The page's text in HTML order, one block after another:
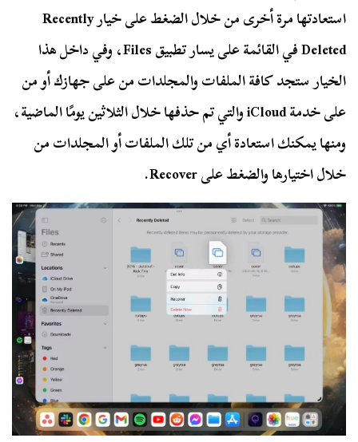
استعادتها مرة أخرى من خلال الضغط على خيار Recently
Deleted في القائمة على يسار تطبيق Files، وفي داخل هذا
الخيار ستجد كافة الملفات والمجلدات من على جهازك أو من
على خدمة iCloud والتي تم حذفها خلال الثلاثين يومًا الماضية،
ومنها يمكنك استعادة أي من تلك الملفات أو المجلدات من
خلال اختيارها والضغط على Recover.